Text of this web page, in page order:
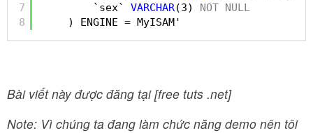
7
8
`sex` VARCHAR(3) NOT NULL
) ENGINE = MyISAM'
Bài viết này được đăng tại [free tuts .net]
Note: Vì chúng ta đang làm chức năng demo nên tôi